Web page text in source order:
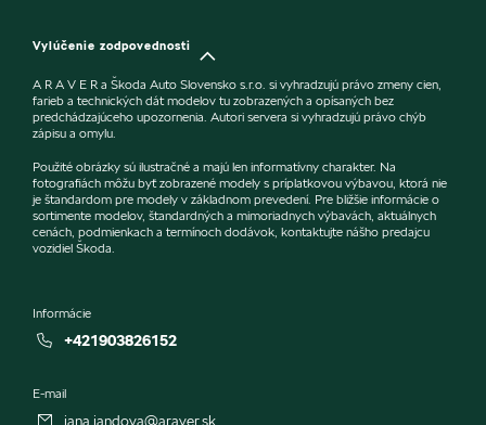
Vylúčenie zodpovednosti
A R A V E R a Škoda Auto Slovensko s.r.o. si vyhradzujú právo zmeny cien,
farieb a technických dát modelov tu zobrazených a opísaných bez
predchádzajúceho upozornenia. Autori servera si vyhradzujú právo chýb
zápisu a omylu.
Použité obrázky sú ilustračné a majú len informatívny charakter. Na
fotografiách môžu byť zobrazené modely s príplatkovou výbavou, ktorá nie
je štandardom pre modely v základnom prevedení. Pre bližšie informácie o
sortimente modelov, štandardných a mimoriadnych výbavách, aktuálnych
cenách, podmienkach a termínoch dodávok, kontaktujte nášho predajcu
vozidiel Škoda.
Informácie
+421903826152
E-mail
jana.jandova@araver.sk